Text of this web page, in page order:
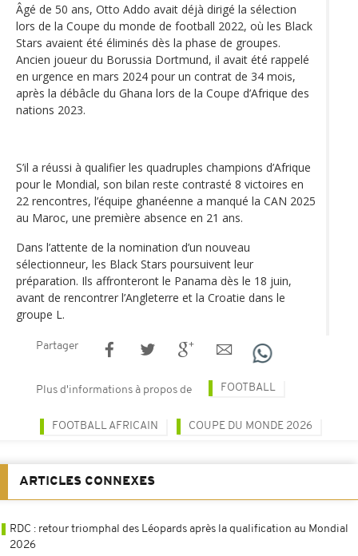
Âgé de 50 ans, Otto Addo avait déjà dirigé la sélection
lors de la Coupe du monde de football 2022, où les Black
Stars avaient été éliminés dès la phase de groupes.
Ancien joueur du Borussia Dortmund, il avait été rappelé
en urgence en mars 2024 pour un contrat de 34 mois,
après la débâcle du Ghana lors de la Coupe d’Afrique des
nations 2023.
S’il a réussi à qualifier les quadruples champions d’Afrique
pour le Mondial, son bilan reste contrasté 8 victoires en
22 rencontres, l’équipe ghanéenne a manqué la CAN 2025
au Maroc, une première absence en 21 ans.
Dans l’attente de la nomination d’un nouveau
sélectionneur, les Black Stars poursuivent leur
préparation. Ils affronteront le Panama dès le 18 juin,
avant de rencontrer l’Angleterre et la Croatie dans le
groupe L.
Partager
Plus d'informations à propos de FOOTBALL
FOOTBALL AFRICAIN COUPE DU MONDE 2026
ARTICLES CONNEXES
RDC : retour triomphal des Léopards après la qualification au Mondial
2026